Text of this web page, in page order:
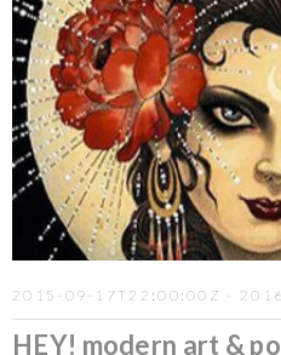
2015-09-17T22:00:00Z -
HEY! modern art &